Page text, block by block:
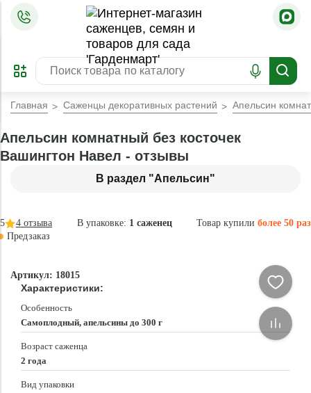
ПРЕДЗАКАЗ
ЗАБРОНИРОВАТЬ
ЛУЧШЕЕ
Главная Саженцы декоративных растений Апельсин
В раздел "Апельсин"
Апельсин комнатный без косточек
Вашингтон Навел - отзывы
В упаковке: 1 саженец Товар купили более 50 раз
5 4 отзыва
Предзаказ
Артикул: 18015
Характеристики:
Особенность
Самоплодный, апельсины до 300 г
Возраст саженца
2 года
Вид упаковки